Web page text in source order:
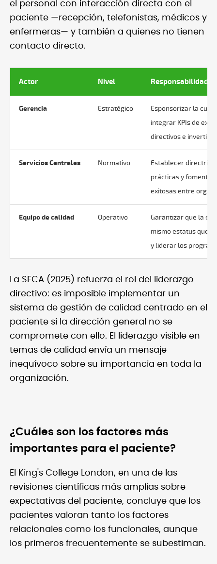
el personal con interacción directa con el
paciente —recepción, telefonistas, médicos y
enfermeras— y también a quienes no tienen
contacto directo.
Actor Nivel Responsabilidad
Gerencia Estratégico
Esponsorizar la
integrar KPIs de
directivos e invertir
Servicios Centrales Normativo
Establecer
prácticas y fomentar
exitosas entre
Equipo de calidad Operativo
Garantizar que la
mismo estatus que
y liderar los
La SECA (2025) refuerza el rol del liderazgo
directivo: es imposible implementar un
sistema de gestión de calidad centrado en el
paciente si la dirección general no se
compromete con ello. El liderazgo visible en
temas de calidad envía un mensaje
inequívoco sobre su importancia en toda la
organización.
¿Cuáles son los factores más
importantes para el paciente?
El King's College London, en una de las
revisiones científicas más amplias sobre
expectativas del paciente, concluye que los
pacientes valoran tanto los factores
relacionales como los funcionales, aunque
los primeros frecuentemente se subestiman.